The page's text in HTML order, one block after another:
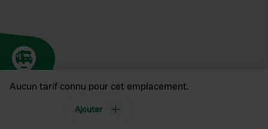
Aucun tarif connu pour cet emplacement.
Ajouter